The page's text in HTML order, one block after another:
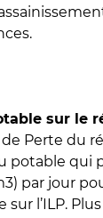
sur le
de Perte du
potable qui
par jour
l’ILP.